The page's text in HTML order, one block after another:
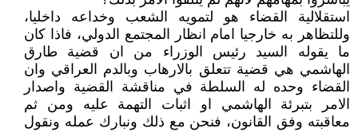
استقلالية القضاء هو لتمويه الشعب وخداعه داخليا،
وللتظاهر به خارجيا امام انظار المجتمع الدولي، فاذا كان
ما يقوله السيد رئيس الوزراء من ان قضية طارق
الهاشمي هي قضية تتعلق بالارهاب وبالدم العراقي وان
القضاء وحده له السلطة في مناقشة القضية واصدار
الامر بتبرئة الهاشمي او اثبات التهمة عليه ومن ثم
معاقبته وفق القانون، فنحن مع ذلك ونبارك عمله ونقول